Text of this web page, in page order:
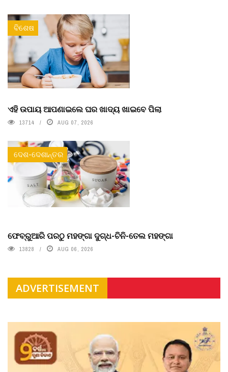
ବିଶେଷ
ଏହି ଉପାୟ ଆପଣାଇଲେ ଘର ଖାଦ୍ୟ ଖାଇବେ ପିଲା
13714 AUG 07, 2026
ଦେଶ-ଦେଶାନ୍ତର
ଫେବ୍ରୁଆରି ପରଠୁ ମହଙ୍ଗା ଦୁଗ୍ଧ-ଚିନି-ତେଲ ମହଙ୍ଗା
13828 AUG 06, 2026
ADVERTISEMENT